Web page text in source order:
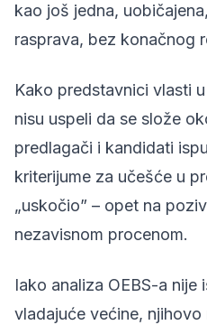
kao još jedna,
rasprava, bez konačnog
Kako predstavnici vlasti
nisu uspeli da se slože
predlagači i kandidati
kriterijume za učešće u
„uskočio” – opet na
nezavisnom procenom.
Iako analiza OEBS-a nije
vladajuće većine, njihovo